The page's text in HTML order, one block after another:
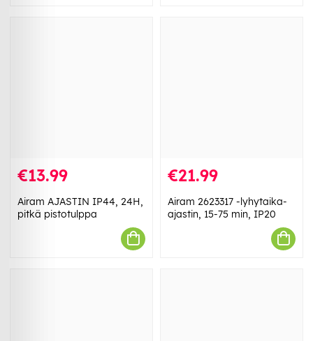
€13.99
Airam AJASTIN IP44, 24H,
pitkä pistotulppa
€21.99
Airam 2623317 -lyhytaika-
ajastin, 15-75 min, IP20